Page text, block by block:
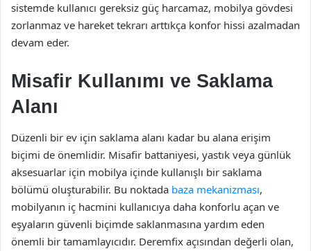
sistemde kullanıcı gereksiz güç harcamaz, mobilya gövdesi
zorlanmaz ve hareket tekrarı arttıkça konfor hissi azalmadan
devam eder.
Misafir Kullanımı ve Saklama
Alanı
Düzenli bir ev için saklama alanı kadar bu alana erişim
biçimi de önemlidir. Misafir battaniyesi, yastık veya günlük
aksesuarlar için mobilya içinde kullanışlı bir saklama
bölümü oluşturabilir. Bu noktada baza mekanizması,
mobilyanın iç hacmini kullanıcıya daha konforlu açan ve
eşyaların güvenli biçimde saklanmasına yardım eden
önemli bir tamamlayıcıdır. Deremfix açısından değerli olan,